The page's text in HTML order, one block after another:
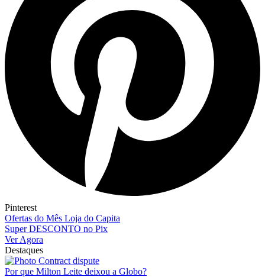
Pinterest
Ofertas do Mês Loja do Capita
Super DESCONTO no Pix
Ver Agora
Destaques
Por que Milton Leite deixou a Globo?